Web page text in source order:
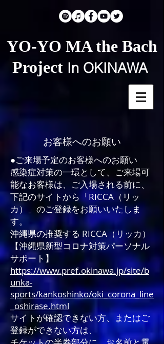
​YO-YO MA the Bach
Project In OKINAWA
お客様へのお願い
●ご来場予定のお客様へのお願い
感染症対策の一環として、ご来場可
能なお客様は、ご入場される前に、
下記のサイトから「RICCA（リッ
カ）」のご登録をお願いいたしま
す。
沖縄県の推奨する RICCA（リッカ）
【沖縄県新型コロナ対策パーソナル
サポート】
https://www.pref.okinawa.jp/site/b
unka-
sports/kankoshinko/oki_corona_line
_oshirase.html
サイトが確認できない方、またはご
登録ができない方は、